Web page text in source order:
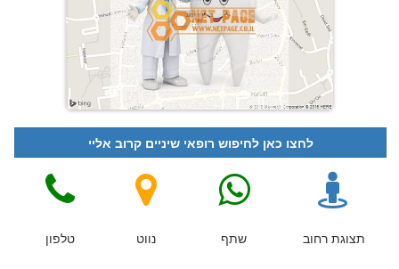
לחצו כאן לחיפוש רופאי שיניים קרוב אליי
תצוגת רחוב שתף נווט טלפון